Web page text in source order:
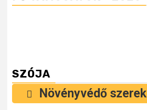
SZÓJA
Növényvédő szerek